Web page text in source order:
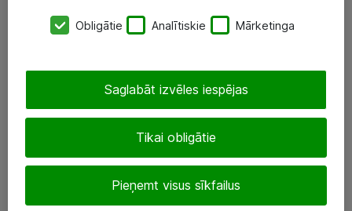
SIA „ATEA”
eShop@atea.lv
Sekojiet mums
Obligātie Analītiskie Mārketinga
Tikai obligātie
Pieņemt visus sīkfailus
Saglabāt izvēles iespējas